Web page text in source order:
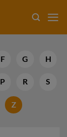
F G H
P R S
Z